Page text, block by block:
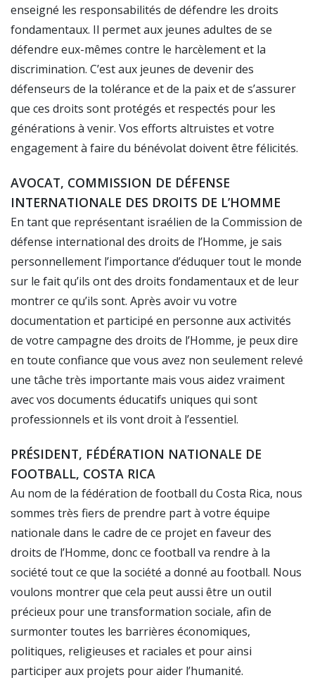
enseigné les responsabilités de défendre les droits
fondamentaux. Il permet aux jeunes adultes de se
défendre eux-mêmes contre le harcèlement et la
discrimination. C’est aux jeunes de devenir des
défenseurs de la tolérance et de la paix et de s’assurer
que ces droits sont protégés et respectés pour les
générations à venir. Vos efforts altruistes et votre
engagement à faire du bénévolat doivent être félicités.
AVOCAT, COMMISSION DE DÉFENSE
INTERNATIONALE DES DROITS DE L’HOMME
En tant que représentant israélien de la Commission de
défense international des droits de l’Homme, je sais
personnellement l’importance d’éduquer tout le monde
sur le fait qu’ils ont des droits fondamentaux et de leur
montrer ce qu’ils sont. Après avoir vu votre
documentation et participé en personne aux activités
de votre campagne des droits de l’Homme, je peux dire
en toute confiance que vous avez non seulement relevé
une tâche très importante mais vous aidez vraiment
avec vos documents éducatifs uniques qui sont
professionnels et ils vont droit à l’essentiel.
PRÉSIDENT, FÉDÉRATION NATIONALE DE
FOOTBALL, COSTA RICA
Au nom de la fédération de football du Costa Rica, nous
sommes très fiers de prendre part à votre équipe
nationale dans le cadre de ce projet en faveur des
droits de l’Homme, donc ce football va rendre à la
société tout ce que la société a donné au football. Nous
voulons montrer que cela peut aussi être un outil
précieux pour une transformation sociale, afin de
surmonter toutes les barrières économiques,
politiques, religieuses et raciales et pour ainsi
participer aux projets pour aider l’humanité.